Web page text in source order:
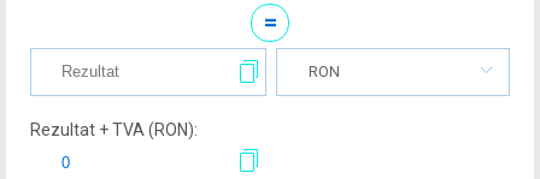
=
RON
Rezultat + TVA (RON):